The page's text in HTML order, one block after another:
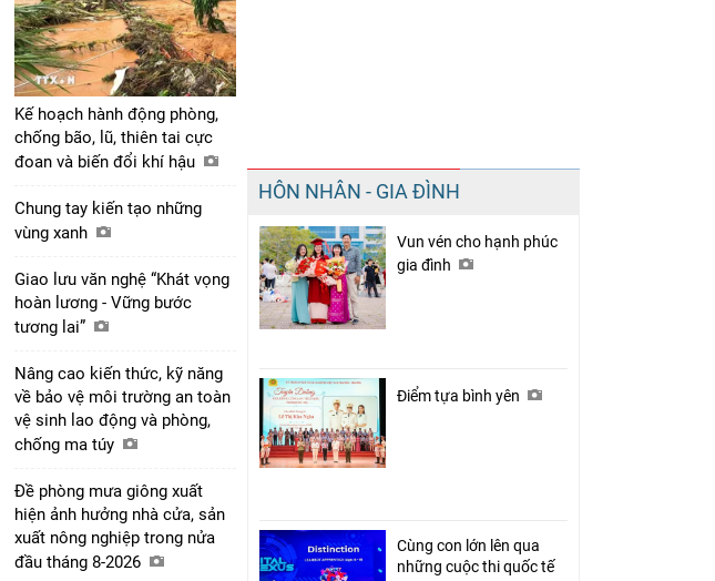
Chia sẻ
Facebook
Kế hoạch hành động phòng,
chống bão, lũ, thiên tai cực
đoan và biến đổi khí hậu
Chung tay kiến tạo những
vùng xanh
Giao lưu văn nghệ “Khát vọng
hoàn lương - Vững bước
tương lai”
Nâng cao kiến thức, kỹ năng
về bảo vệ môi trường an toàn
vệ sinh lao động và phòng,
chống ma túy
Đề phòng mưa giông xuất
hiện ảnh hưởng nhà cửa, sản
xuất nông nghiệp trong nửa
đầu tháng 8-2026
HÔN NHÂN - GIA ĐÌNH
Vun vén cho hạnh phúc
gia đình
Điểm tựa bình yên
Cùng con lớn lên qua
những cuộc thi quốc tế